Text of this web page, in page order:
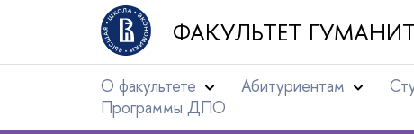
ФАКУЛЬТЕТ
О факультете Абитуриентам
Программы ДПО